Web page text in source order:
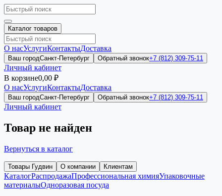
Каталог товаров
О насУслугиКонтактыДоставка
Ваш городСанкт-Петербург Обратный звонок+7 (812) 309-75-11
Личный кабинет
В корзине0,00 ₽
О насУслугиКонтактыДоставка
Ваш городСанкт-Петербург Обратный звонок+7 (812) 309-75-11
Личный кабинет
Товар не найден
Вернуться в каталог
Товары Гудвин О компании Клиентам
КаталогРаспродажаПрофессиональная химияУпаковочные
материалыОдноразовая посуда